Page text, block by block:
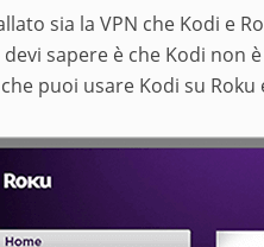
sia la VPN che Kodi e
sapere è che Kodi
puoi usare Kodi su